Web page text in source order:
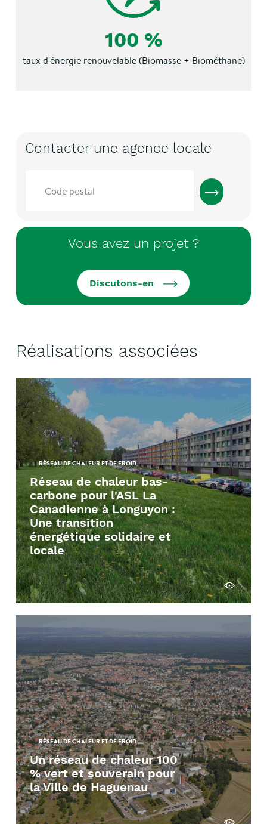
100 %
taux d'énergie renouvelable(Biomasse + Biométhane)
Contacter une agence locale
postal
Vous avez un projet ?
Discutons-en
Réalisations associées
RÉSEAU DE CHALEUR ET DE FROID
Réseau de chaleur bas-
carbone pour l'ASL La
Canadienne à Longuyon :
Une transition
énergétique solidaire et
locale
Découvrir
RÉSEAU DE CHALEUR ET DE FROID
Un réseau de chaleur 100
% vert et souverain pour
la Ville de Haguenau